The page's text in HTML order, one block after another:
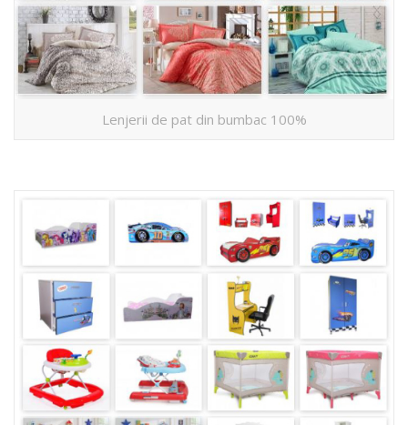
Lenjerii de pat din bumbac 100%